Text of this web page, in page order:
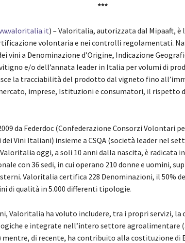
***
) – Valoritalia, autorizzata dal Mipaaft, è
volontaria e nei controlli regolamentati.
vini a Denominazione d’Origine, Indicazione
e/o dell’annata leader in Italia per volumi di
la tracciabilità del prodotto dal vigneto fino
imprese, Istituzioni e consumatori, il rispetto
da Federdoc (Confederazione Consorzi Volontari
Vini Italiani) insieme a CSQA (società leader nel
oggi, a soli 10 anni dalla nascita, è radicata
con 36 sedi, in cui operano 210 donne e uomini,
Valoritalia certifica 228 Denominazioni, il 50%
di qualità in 5.000 differenti tipologie.
Valoritalia ha voluto includere, tra i propri servizi, la
e integrate nell’intero settore agroalimentare
di recente, ha contribuito alla costituzione di